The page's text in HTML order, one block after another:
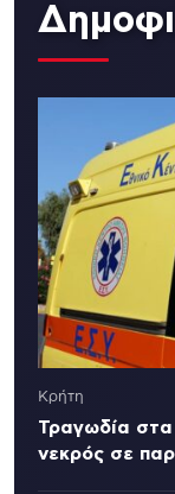
Κρήτη
Τραγωδία στα
νεκρός σε